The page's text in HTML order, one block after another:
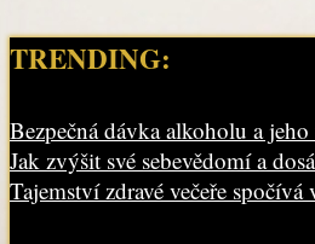
TRENDING:
Bezpečná dávka alkoholu a
Jak zvýšit své sebevědomí a
Tajemství zdravé večeře